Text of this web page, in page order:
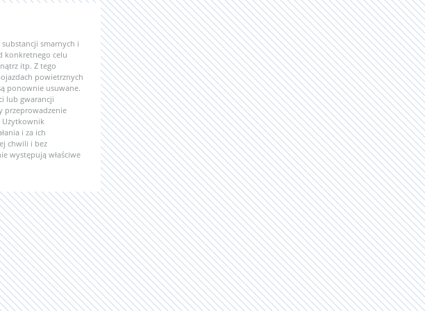
smarnych i
konkretnego celu
itp. Z tego
powietrznych
ponownie usuwane.
lub gwarancji
przeprowadzenie
Użytkownik
i za ich
chwili i bez
występują właściwe